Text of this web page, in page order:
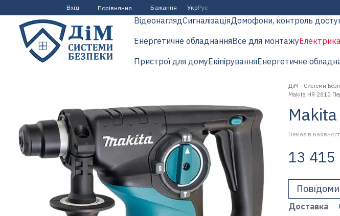
Перейти до основного контенту
Вхід Порівняння Бажання УкрРус
ВідеонаглядСигналізаціяДомофони, контроль
Енергетичне обладнанняВсе для монтажу
Пристрої для домуЕкіпіруванняЕнергетичне
ДіМ - Системи
Makita HR 2810
Немає в
13 415
Доставка